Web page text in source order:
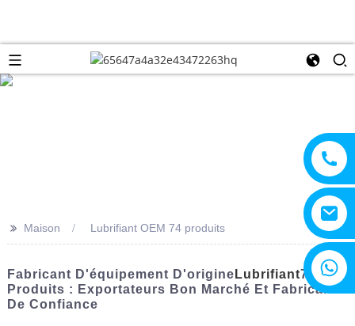
>> Maison Lubrifiant OEM 74 produits
Fabricant D'équipement D'origine Lubrifiant74
Produits : Exportateurs Bon Marché Et Fabricants
De Confiance